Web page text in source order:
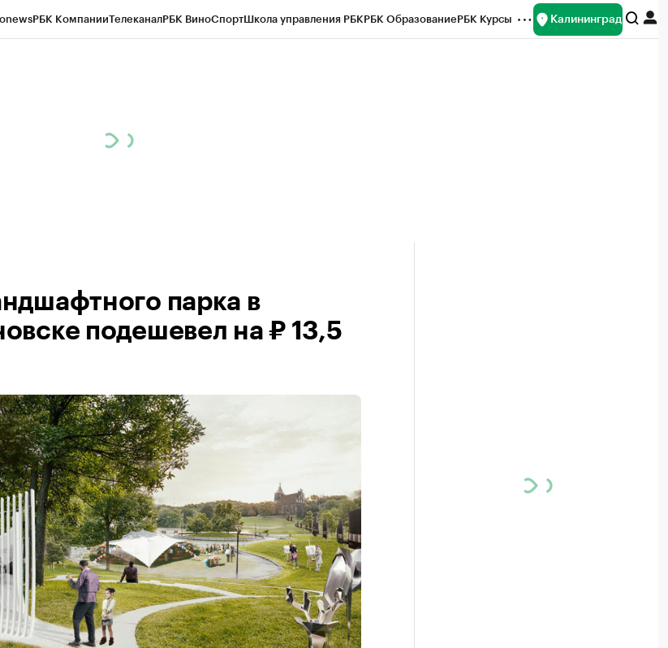
РБК КомпанииТелеканалРБК ВиноСпортШкола управления РБКРБК ОбразованиеРБК Курсы Калининград
парка в
подешевел на ₽ 13,5